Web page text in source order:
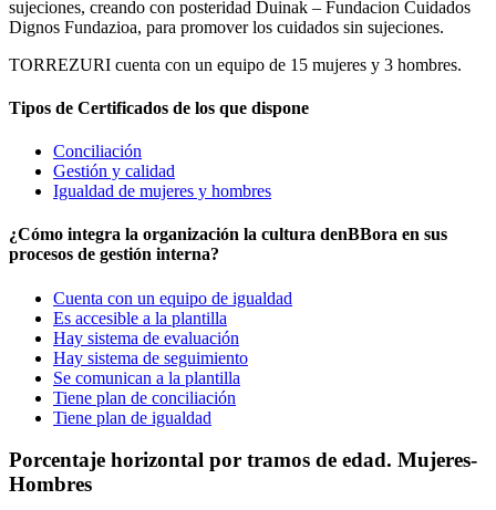
sujeciones, creando con posteridad Duinak – Fundacion Cuidados
Dignos Fundazioa, para promover los cuidados sin sujeciones.
TORREZURI cuenta con un equipo de 15 mujeres y 3 hombres.
Tipos de Certificados de los que dispone
Conciliación
Gestión y calidad
Igualdad de mujeres y hombres
¿Cómo integra la organización la cultura denBBora en sus
procesos de gestión interna?
Cuenta con un equipo de igualdad
Es accesible a la plantilla
Hay sistema de evaluación
Hay sistema de seguimiento
Se comunican a la plantilla
Tiene plan de conciliación
Tiene plan de igualdad
Porcentaje horizontal por tramos de edad. Mujeres-
Hombres